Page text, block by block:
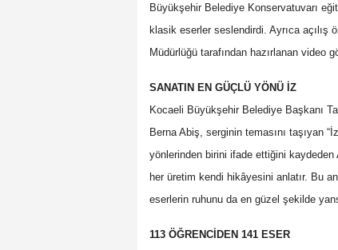
Büyükşehir Belediye Konservatuvarı
klasik eserler seslendirdi. Ayrıca açılış
Müdürlüğü tarafından hazırlanan video
SANATIN EN GÜÇLÜ YÖNÜ İZ
Kocaeli Büyükşehir Belediye Başkanı
Berna Abiş, serginin temasını taşıyan
yönlerinden birini ifade ettiğini
her üretim kendi hikâyesini anlatır. Bu
eserlerin ruhunu da en güzel şekilde
113 ÖĞRENCİDEN 141 ESER